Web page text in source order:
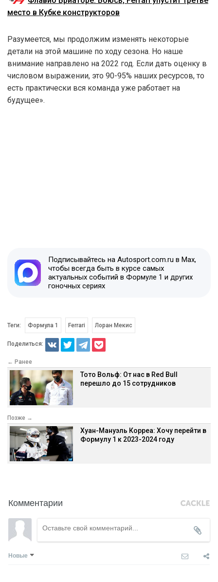
место в Кубке конструкторов
Разумеется, мы продолжим изменять некоторые
детали на этой машине по ходу сезона. Но наше
внимание направлено на 2022 год. Если дать оценку в
числовом выражении, это 90-95% наших ресурсов, то
есть практически вся команда уже работает на
будущее».
Подписывайтесь на Autosport.com.ru в Max,
чтобы всегда быть в курсе самых
актуальных событий в Формуле 1 и других
гоночных сериях
Теги: Формула 1 Ferrari Лоран Мекис
Поделиться:
← Ранее
Тото Вольф: От нас в Red Bull
перешло до 15 сотрудников
Позже →
Хуан-Мануэль Корреа: Хочу перейти в
Формулу 1 к 2023-2024 году
Комментарии
Новые